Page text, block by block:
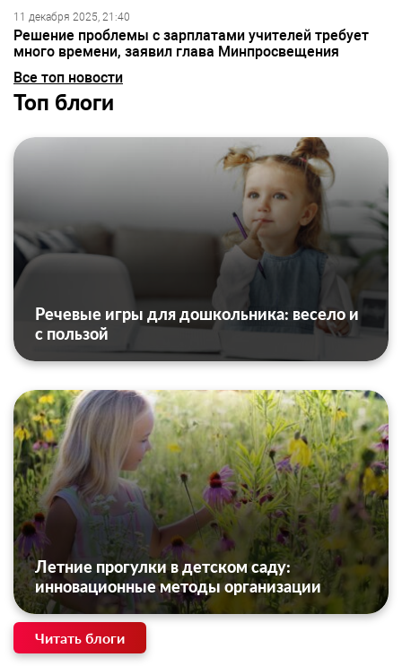
11 декабря 2025, 21:40
Решение проблемы с зарплатами учителей требует
много времени, заявил глава Минпросвещения
Все топ новости
Топ блоги
Речевые игры для дошкольника: весело и
с пользой
Летние прогулки в детском саду:
инновационные методы организации
Читать блоги